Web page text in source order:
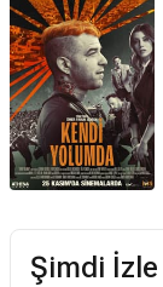
Şimdi İzle